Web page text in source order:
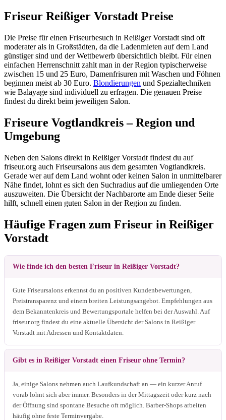
Friseur Reißiger Vorstadt Preise
Die Preise für einen Friseurbesuch in Reißiger Vorstadt sind oft
moderater als in Großstädten, da die Ladenmieten auf dem Land
günstiger sind und der Wettbewerb übersichtlich bleibt. Für einen
einfachen Herrenschnitt zahlt man in der Region typischerweise
zwischen 15 und 25 Euro, Damenfrisuren mit Waschen und Föhnen
beginnen meist ab 30 Euro. Blondierungen und Spezialtechniken
wie Balayage sind individuell zu erfragen. Die genauen Preise
findest du direkt beim jeweiligen Salon.
Friseure Vogtlandkreis – Region und
Umgebung
Neben den Salons direkt in Reißiger Vorstadt findest du auf
friseur.org auch Friseursalons aus dem gesamten Vogtlandkreis.
Gerade wer auf dem Land wohnt oder keinen Salon in unmittelbarer
Nähe findet, lohnt es sich den Suchradius auf die umliegenden Orte
auszuweiten. Die Übersicht der Nachbarorte am Ende dieser Seite
hilft, schnell einen guten Salon in der Region zu finden.
Häufige Fragen zum Friseur in Reißiger
Vorstadt
Wie finde ich den besten Friseur in Reißiger Vorstadt?
Gute Friseursalons erkennst du an positiven Kundenbewertungen,
Preistransparenz und einem breiten Leistungsangebot. Empfehlungen aus
dem Bekanntenkreis und Bewertungsportale helfen bei der Auswahl. Auf
friseur.org findest du eine aktuelle Übersicht der Salons in Reißiger
Vorstadt mit Adressen und Kontaktdaten.
Gibt es in Reißiger Vorstadt einen Friseur ohne Termin?
Ja, einige Salons nehmen auch Laufkundschaft an — ein kurzer Anruf
vorab lohnt sich aber immer. Besonders in der Mittagszeit oder kurz nach
der Öffnung sind spontane Besuche oft möglich. Barber-Shops arbeiten
häufig ohne feste Terminvergabe.